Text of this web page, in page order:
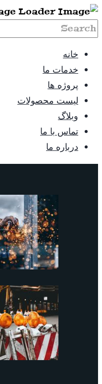
خانه
خدمات ما
پروژه ها
لیست محصولات
وبلاگ
تماس با ما
درباره ما